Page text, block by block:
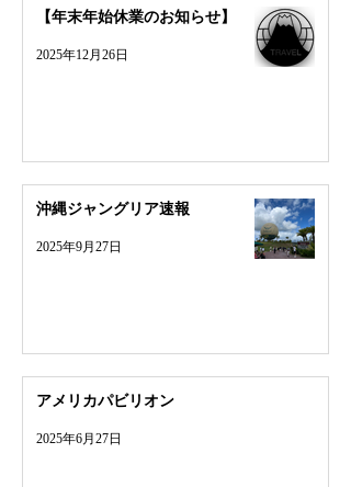
【年末年始休業のお知らせ】
2025年12月26日
沖縄ジャングリア速報
2025年9月27日
アメリカパビリオン
2025年6月27日